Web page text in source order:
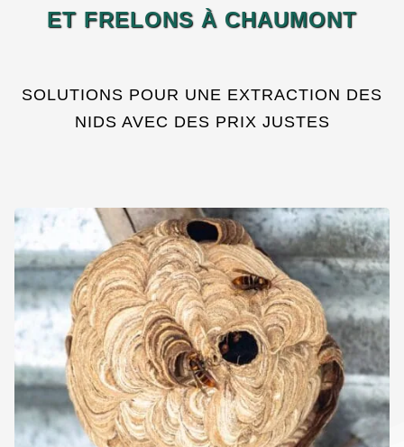
ET FRELONS À CHAUMONT
SOLUTIONS POUR UNE EXTRACTION DES
NIDS AVEC DES PRIX JUSTES